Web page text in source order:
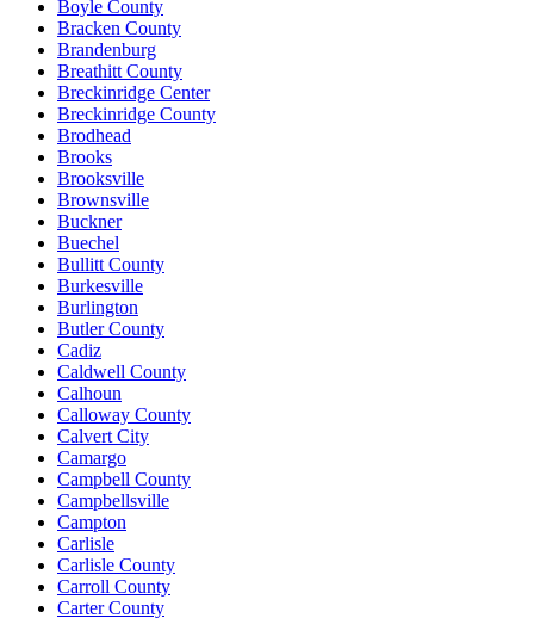
Boyle County
Bracken County
Brandenburg
Breathitt County
Breckinridge Center
Breckinridge County
Brodhead
Brooks
Brooksville
Brownsville
Buckner
Buechel
Bullitt County
Burkesville
Burlington
Butler County
Cadiz
Caldwell County
Calhoun
Calloway County
Calvert City
Camargo
Campbell County
Campbellsville
Campton
Carlisle
Carlisle County
Carroll County
Carter County